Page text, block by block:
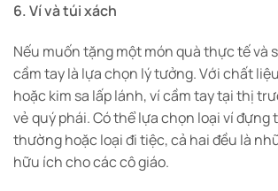
6. Ví và túi xách
Nếu muốn tặng một món quà thực tế và
cầm tay là lựa chọn lý tưởng. Với chất
hoặc kim sa lấp lánh, ví cầm tay tại thị
vẻ quý phái. Có thể lựa chọn loại ví đựng
thường hoặc loại đi tiệc, cả hai đều là
hữu ích cho các cô giáo.